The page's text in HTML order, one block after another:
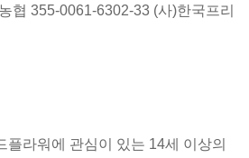
0061-6302-33 (사)한국프리
플라워에 관심이 있는 14세 이상의